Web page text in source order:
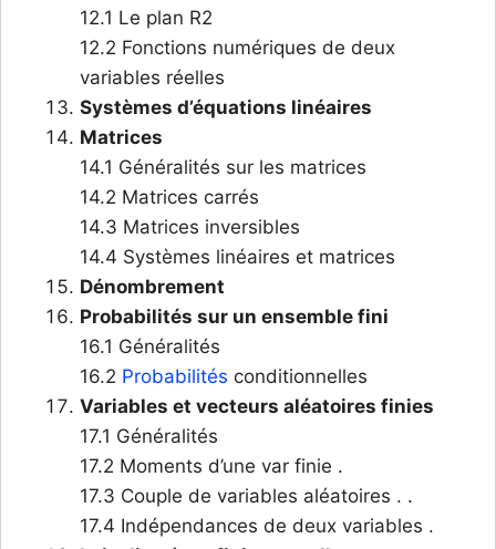
12.1 Le plan R2
12.2 Fonctions numériques de deux
variables réelles
Systèmes d’équations linéaires
Matrices
14.1 Généralités sur les matrices
14.2 Matrices carrés
14.3 Matrices inversibles
14.4 Systèmes linéaires et matrices
Dénombrement
Probabilités sur un ensemble fini
16.1 Généralités
16.2 Probabilités conditionnelles
Variables et vecteurs aléatoires finies
17.1 Généralités
17.2 Moments d’une var finie .
17.3 Couple de variables aléatoires . .
17.4 Indépendances de deux variables .